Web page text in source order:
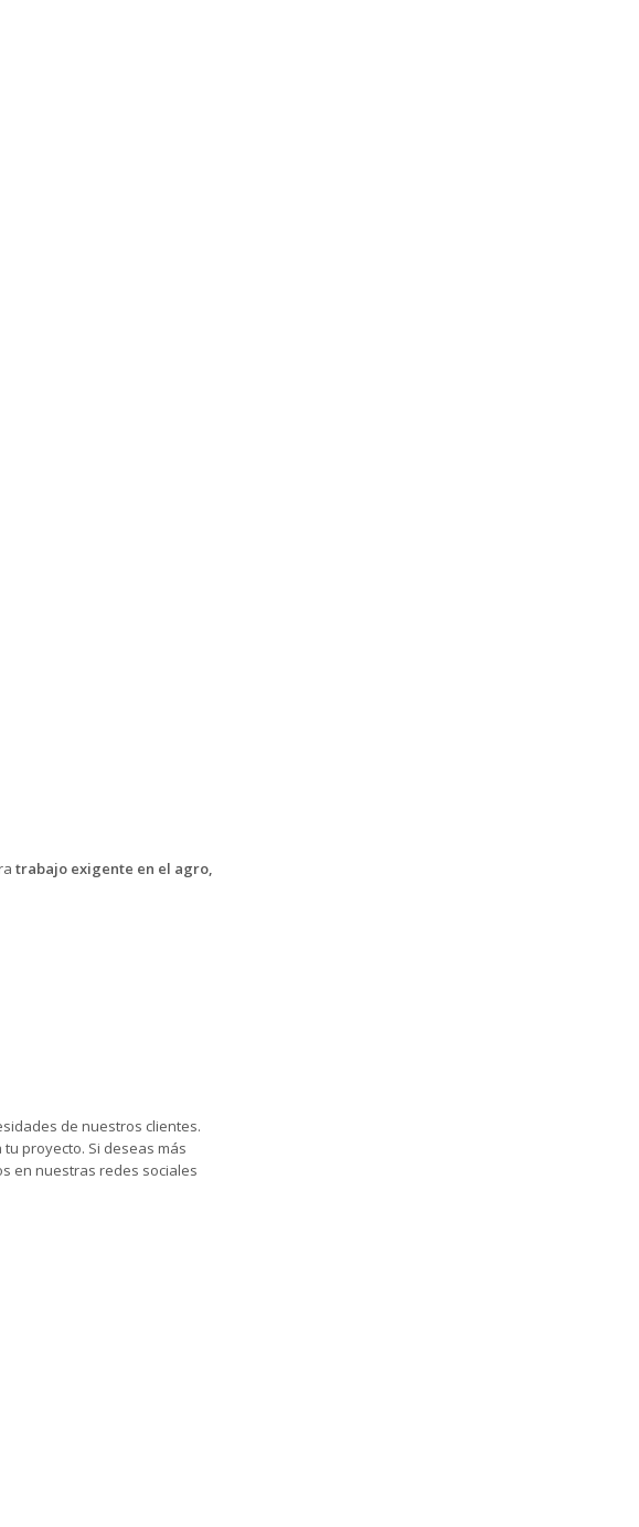
trabajo exigente en el agro,
de nuestros clientes.
proyecto. Si deseas más
en nuestras redes sociales